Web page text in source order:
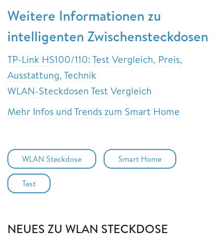
Weitere Informationen zu
intelligenten Zwischensteckdosen
TP-Link HS100/110: Test Vergleich, Preis,
Ausstattung, Technik
WLAN-Steckdosen Test Vergleich
Mehr Infos und Trends zum Smart Home
WLAN Steckdose Smart Home
Test
NEUES ZU WLAN STECKDOSE